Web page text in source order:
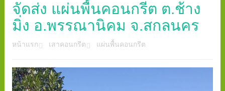
จัดส่ง แผ่นพื้นคอนกรีต ต.ช้าง
มิ่ง อ.พรรณานิคม จ.สกลนคร
หน้าแรก เสาคอนกรีต แผ่นพื้นคอนกรีต